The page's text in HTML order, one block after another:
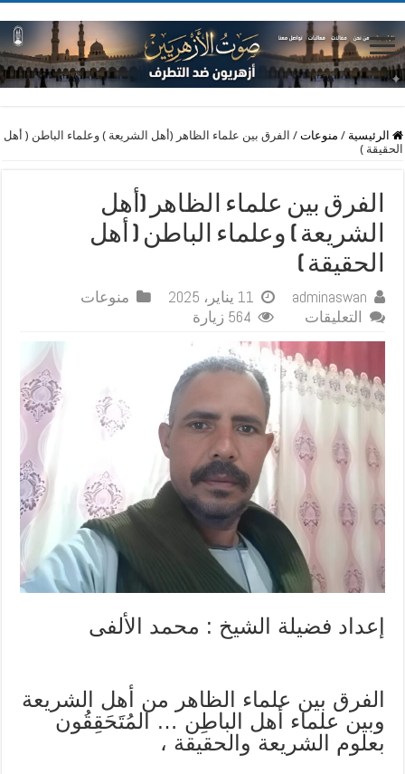
الرئيسية / منوعات / الفرق بين علماء الظاهر (أهل الشريعة ) وعلماء الباطن ( أهل
الحقيقة )
الفرق بين علماء الظاهر (أهل
الشريعة ) وعلماء الباطن ( أهل
الحقيقة )
adminaswan 11 يناير، 2025
منوعات
التعليقات
بين
علماء
الظاهر
(أهل
الشريعة
)
وعلماء
الباطن
(
أهل
الحقيقة
مغلقة
564 زيارة
إعداد فضيلة الشيخ : محمد الألفى
الفرق بين علماء الظاهر من أهل الشريعة
وبين علماء أهل الباطِن … المُتَحَقِقُون
بعلوم الشريعة والحقيقة ،